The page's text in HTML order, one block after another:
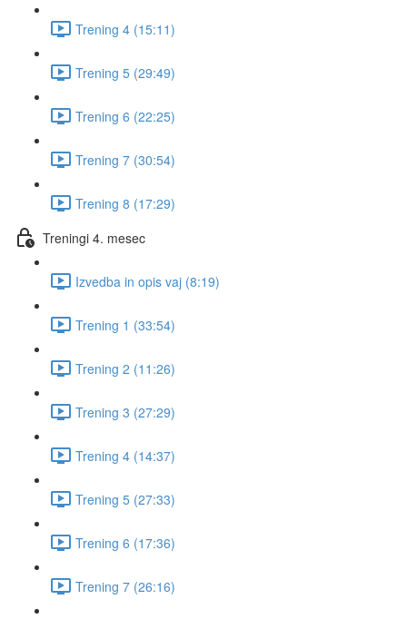
Trening 4 (15:11)
Trening 5 (29:49)
Trening 6 (22:25)
Trening 7 (30:54)
Trening 8 (17:29)
Treningi 4. mesec
Izvedba in opis vaj (8:19)
Trening 1 (33:54)
Trening 2 (11:26)
Trening 3 (27:29)
Trening 4 (14:37)
Trening 5 (27:33)
Trening 6 (17:36)
Trening 7 (26:16)